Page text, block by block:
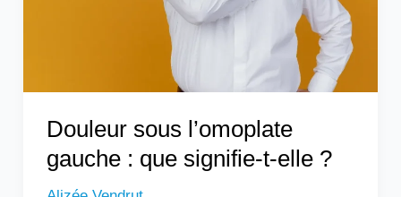
Douleur sous l’omoplate
gauche : que signifie-t-elle ?
?